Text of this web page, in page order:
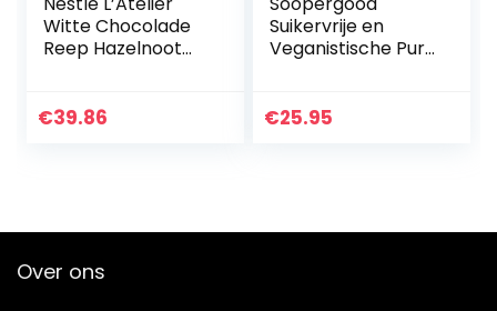
Witte Chocolade
Reep Hazelnoot
g – doos met 10
€39.86
Suikervrije en
Veganistische Pure
Koolhydraatarm –
€25.95
Over ons